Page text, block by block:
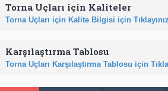
Torna Uçları için Kaliteler
Torna Uçları için Kalite Bilgisi için
Karşılaştırma Tablosu
Torna Uçları Karşılaştırma Tablosu için